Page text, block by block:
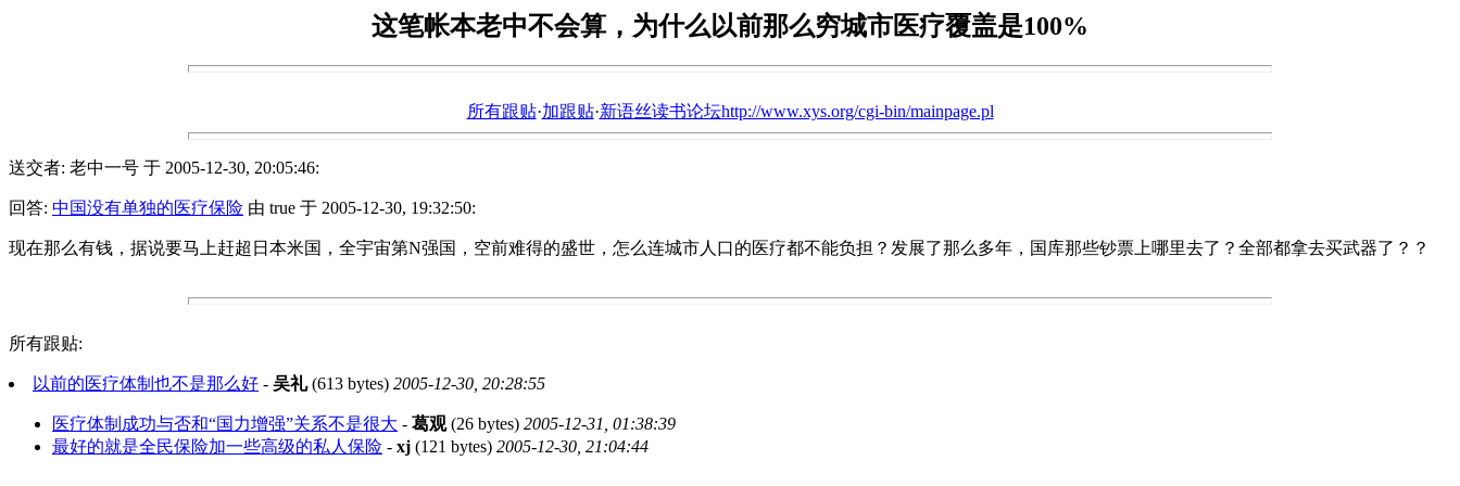
这笔帐本老中不会算，为什么以前那么穷城市医疗覆盖是100%
所有跟贴·加跟贴·新语丝读书论坛http://www.xys.org/cgi-bin/mainpage.pl
送交者: 老中一号 于 2005-12-30, 20:05:46:
回答: 中国没有单独的医疗保险 由 true 于 2005-12-30, 19:32:50:
现在那么有钱，据说要马上赶超日本米国，全宇宙第N强国，空前难得的盛世，怎么连城市人口的医疗都不能负担？发展了那么多年，国库那些钞票上哪里去了？全部都拿去买武器了？？
所有跟贴:
以前的医疗体制也不是那么好 - 吴礼(613 bytes) 2005-12-30, 20:28:55
医疗体制成功与否和“国力增强”关系不是很大 - 葛观(26 bytes) 2005-12-31, 01:38:39
最好的就是全民保险加一些高级的私人保险 - xj (121 bytes) 2005-12-30, 21:04:44